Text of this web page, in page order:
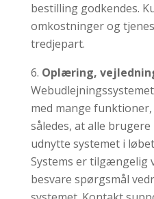
bestilling godkendes.
omkostninger og
tredjepart.
Oplæring,
med mange
således, at alle
udnytte systemet i
Systems er tilgængelig
besvare spørgsmål